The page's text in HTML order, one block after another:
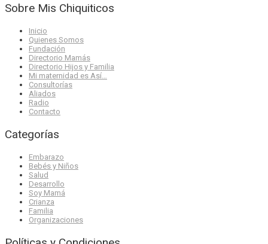
Sobre Mis Chiquiticos
Inicio
Quienes Somos
Fundación
Directorio Mamás
Directorio Hijos y Familia
Mi maternidad es Así…
Consultorías
Aliados
Radio
Contacto
Categorías
Embarazo
Bebés y Niños
Salud
Desarrollo
Soy Mamá
Crianza
Familia
Organizaciones